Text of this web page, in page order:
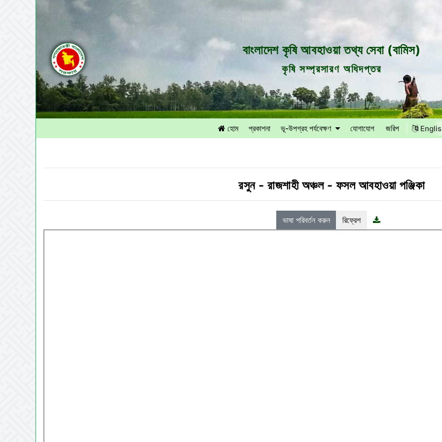
বাংলাদেশ কৃষি আবহাওয়া তথ্য সেবা (বামিস)
কৃষি সম্প্রসারণ অধিদপ্তর
হোম প্রকাশনা ভূ-উপগ্রহ পর্যবেক্ষণ যোগাযোগ জরিপ
রসুন - রাজশাহী অঞ্চল- ফসল আবহাওয়া পঞ্জিকা
ভাষা পরিবর্তন করুন রিফ্রেশ